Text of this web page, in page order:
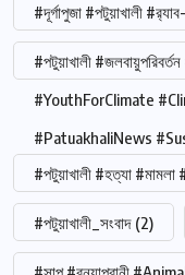
#দূর্গাপুজা #পটুয়াখালী
#পটুয়াখালী
#YouthForClimate
#PatuakhaliNews
#পটুয়াখালী #হত্যা #মামলা
#পটুয়াখালী_সংবাদ (2)